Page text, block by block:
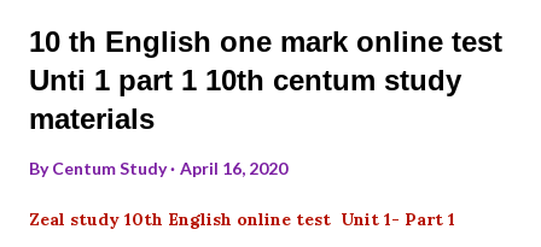
10 th English one mark online test
Unti 1 part 1 10th centum study
materials
ByCentum Study April 16, 2020
Zeal study 10th English online test Unit 1- Part 1